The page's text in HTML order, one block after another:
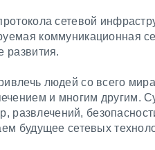
сетевой
коммуникационная
развития.
людей со всего
и многим другим.
развлечений,
будущее сетевых